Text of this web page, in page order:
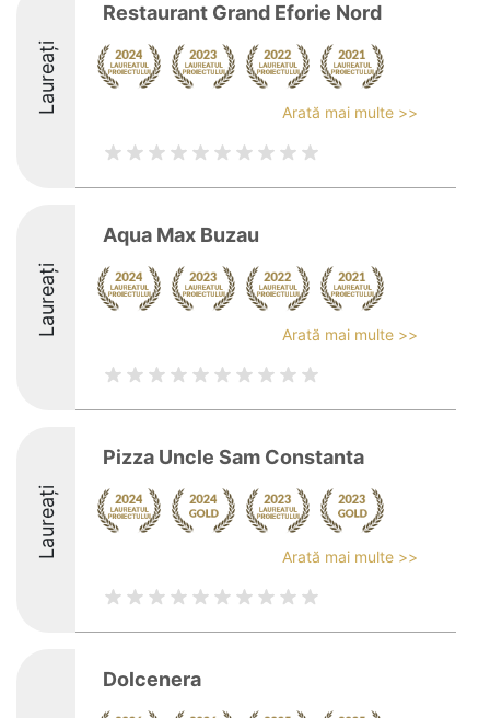
Laureați
Restaurant Grand Eforie Nord
Arată mai multe >>
Laureați
Aqua Max Buzau
Arată mai multe >>
Laureați
Pizza Uncle Sam Constanta
Arată mai multe >>
Dolcenera